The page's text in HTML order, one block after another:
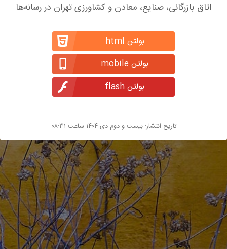
اتاق بازرگانی، صنایع، معادن و کشاورزی تهران در رسانه‌ها
بولتن html
بولتن mobile
بولتن flash
تاریخ انتشار: بیست و دوم دی ۱۴۰۴ ساعت ۰۸:۳۱